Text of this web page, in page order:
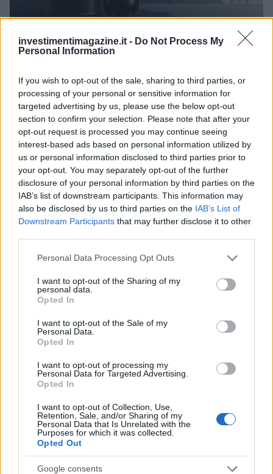
investimentimagazine.it - Do Not Process My
Personal Information
If you wish to opt-out of the sale, sharing to third parties, or
processing of your personal or sensitive information for
targeted advertising by us, please use the below opt-out
section to confirm your selection. Please note that after your
opt-out request is processed you may continue seeing
interest-based ads based on personal information utilized by
us or personal information disclosed to third parties prior to
your opt-out. You may separately opt-out of the further
disclosure of your personal information by third parties on the
IAB’s list of downstream participants. This information may
also be disclosed by us to third parties on the IAB’s List of
Downstream Participants that may further disclose it to other
Please note that this website/app uses one or more Google
not limited to your visit or usage behaviour. You may click to
grant or deny consent to Google and its third-party tags to
use your data for below specified purposes in below Google
consent section.
Personal Data Processing Opt Outs
I want to opt-out of the Sharing of my
personal data.
Opted In
I want to opt-out of the Sale of my
Personal Data.
Opted In
I want to opt-out of processing my
Personal Data for Targeted Advertising.
Opted In
I want to opt-out of Collection, Use,
Retention, Sale, and/or Sharing of my
Personal Data that Is Unrelated with the
Purposes for which it was collected.
Opted Out
Google consents
Petrolio in calo, Brent a 88.9 USD dopo un ribasso del 8.3%
NEWS
Petrolio in calo: Brent a 88.9 dollari, ribassi diffusi tra le
Andrea Innocenti · 6 Ago 2026
QUOTAZIONI CRYPTO
Nome
Gold (Terra
(PAXG)
Kinza Babylon Staked
BTC
$83,270.00